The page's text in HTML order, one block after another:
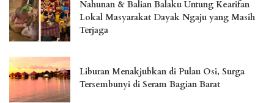
Nahunan & Balian Balaku Untung Kearifan
Lokal Masyarakat Dayak Ngaju yang Masih
Terjaga
Liburan Menakjubkan di Pulau Osi, Surga
Tersembunyi di Seram Bagian Barat